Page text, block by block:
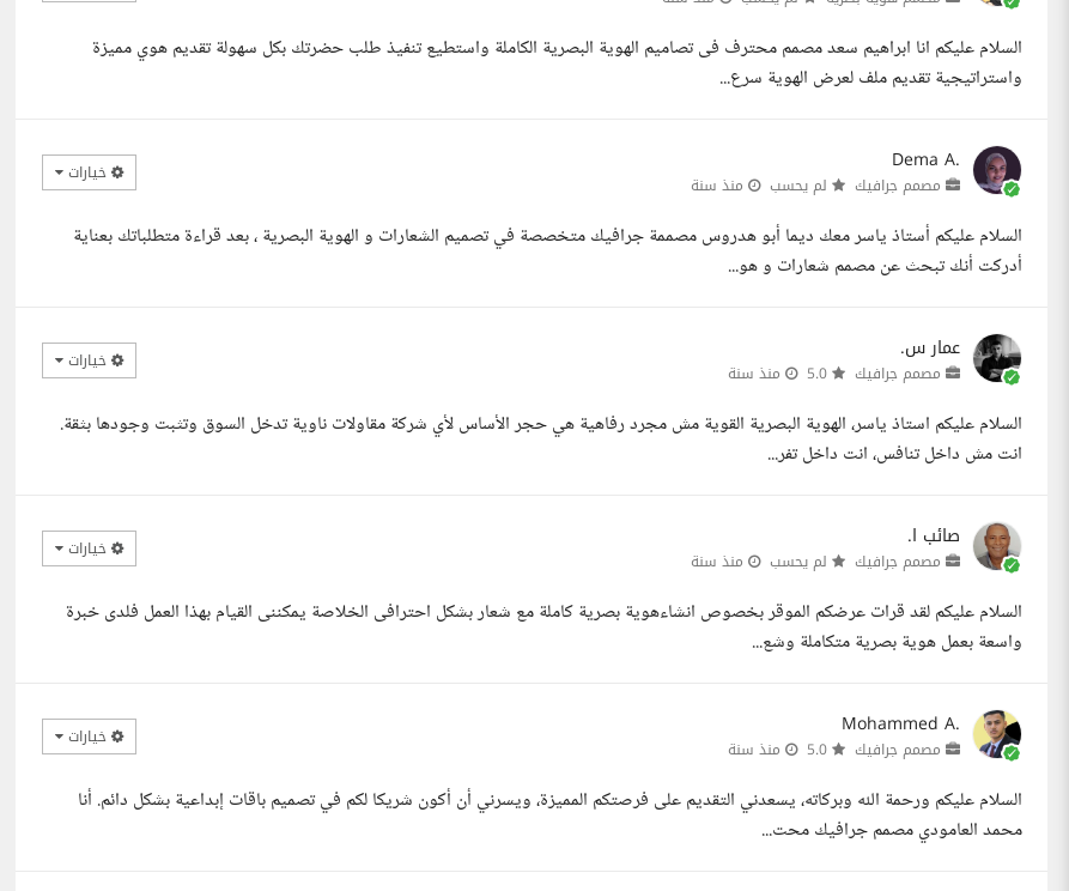
السلام عليكم انا ابراهيم سعد مصمم محترف فى تصاميم الهوية البصرية الكاملة واستطيع تنفيذ طلب حضرتك بكل سهولة تقديم هوي مميزة
واستراتيجية تقديم ملف لعرض الهوية سرع...
Dema A.
مصمم جرافيك لم يحسب منذ سنة خيارات
السلام عليكم أستاذ ياسر معك ديما أبو هدروس مصممة جرافيك متخصصة في تصميم الشعارات و الهوية البصرية ، بعد قراءة متطلباتك بعناية
أدركت أنك تبحث عن مصمم شعارات و هو...
عمار س.
مصمم جرافيك منذ سنة خيارات
السلام عليكم استاذ ياسر، الهوية البصرية القوية مش مجرد رفاهية هي حجر الأساس لأي شركة مقاولات ناوية تدخل السوق وتثبت وجودها بثقة.
انت مش داخل تنافس، انت داخل تفر...
صائب ا.
مصمم جرافيك لم يحسب منذ سنة خيارات
السلام عليكم لقد قرات عرضكم الموقر بخصوص انشاءهوية بصرية كاملة مع شعار بشكل احترافى الخلاصة يمكننى القيام بهذا العمل فلدى خبرة
واسعة بعمل هوية بصرية متكاملة وشع...
Mohammed A.
مصمم جرافيك منذ سنة خيارات
السلام عليكم ورحمة الله وبركاته، يسعدني التقديم على فرصتكم المميزة، ويسرني أن أكون شريكا لكم في تصميم باقات إبداعية بشكل دائم. أنا
محمد العامودي مصمم جرافيك محت...